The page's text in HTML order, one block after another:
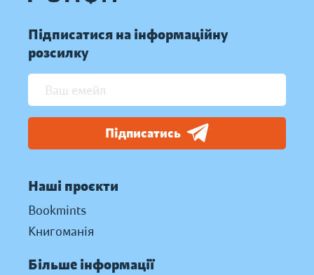
Підписатися на інформаційну
розсилку
Підписатись
Наші проєкти
Bookmints
Книгоманія
Більше інформації